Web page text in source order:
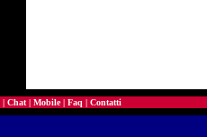
| Chat | Mobile| Faq | Contatti